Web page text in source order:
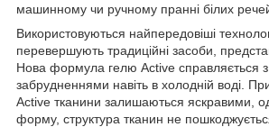
машинному чи ручному пранні білих
Використовуються найпередовіші
перевершують традиційні засоби,
Нова формула гелю Active справляється з
забрудненнями навіть в холодній воді.
Active тканини залишаються яскравими,
форму, структура тканин не